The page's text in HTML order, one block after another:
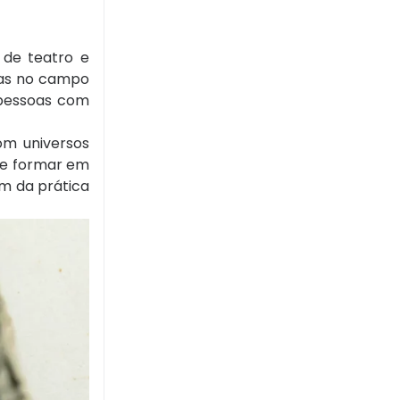
de teatro e
no campo
com
universos
formar em
da prática